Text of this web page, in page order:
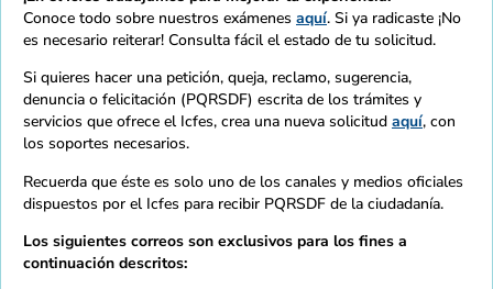
Conoce todo sobre nuestros exámenes aquí. Si ya radicaste ¡No
es necesario reiterar! Consulta fácil el estado de tu solicitud.
Si quieres hacer una petición, queja, reclamo, sugerencia,
denuncia o felicitación (PQRSDF) escrita de los trámites y
servicios que ofrece el Icfes, crea una nueva solicitud aquí, con
los soportes necesarios.
Recuerda que éste es solo uno de los canales y medios oficiales
dispuestos por el Icfes para recibir PQRSDF de la ciudadanía.
Los siguientes correos son exclusivos para los fines a
continuación descritos: